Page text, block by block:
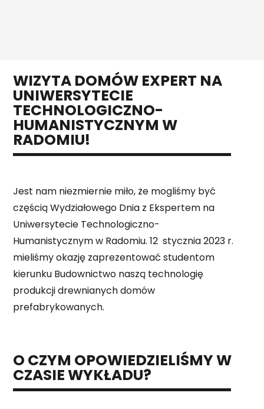
KAMERALNY TYDZIEŃ OTWARTY NA BUDOWIE
PORADNIK
FAQ
REALIZACJE
DOMY
DACHY
KARIERA
SPECJALISTA/KA DS. SPRZEDAŻY DOMÓW
PREFABRYKOWANYCH
PREFABRYKOWANYCH
EKIPY DO WYKONYWANIA PŁYT FUNDAMENTOWYCH
OPERATOR CNC - OBRÓBKA DREWNA
MAGAZYNIER
PRACOWNIK PRODUKCJI
KONTAKT
WIZYTA DOMÓW EXPERT NA
UNIWERSYTECIE
TECHNOLOGICZNO-
HUMANISTYCZNYM W
RADOMIU!
Jest nam niezmiernie miło, że mogliśmy być
częścią Wydziałowego Dnia z Ekspertem na
Uniwersytecie Technologiczno-
Humanistycznym w Radomiu. 12 stycznia 2023 r.
mieliśmy okazję zaprezentować studentom
kierunku Budownictwo naszą technologię
produkcji drewnianych domów
prefabrykowanych.
O CZYM OPOWIEDZIELIŚMY W
CZASIE WYKŁADU?